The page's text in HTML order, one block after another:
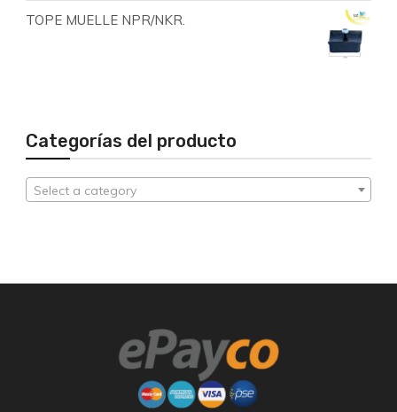
TOPE MUELLE NPR/NKR.
Categorías del producto
Select a category